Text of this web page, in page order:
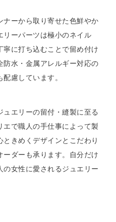
ナーから取り寄せた色鮮やか
リーパーツは極小のネイル
寧に打ち込むことで留め付け
防水・金属アレルギー対応の
慮しています。
エリーの留付・縫製に至る
エで職人の手仕事によって製
きめくデザインとこだわり
ダーも承ります。自分だけ
女性に愛されるジュエリー